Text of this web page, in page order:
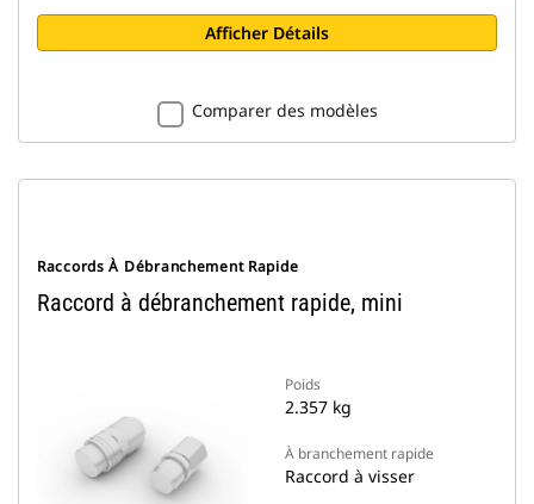
Afficher Détails
Comparer des modèles
Raccords À Débranchement Rapide
Raccord à débranchement rapide, mini
Poids
2.357 kg
À branchement rapide
Raccord à visser